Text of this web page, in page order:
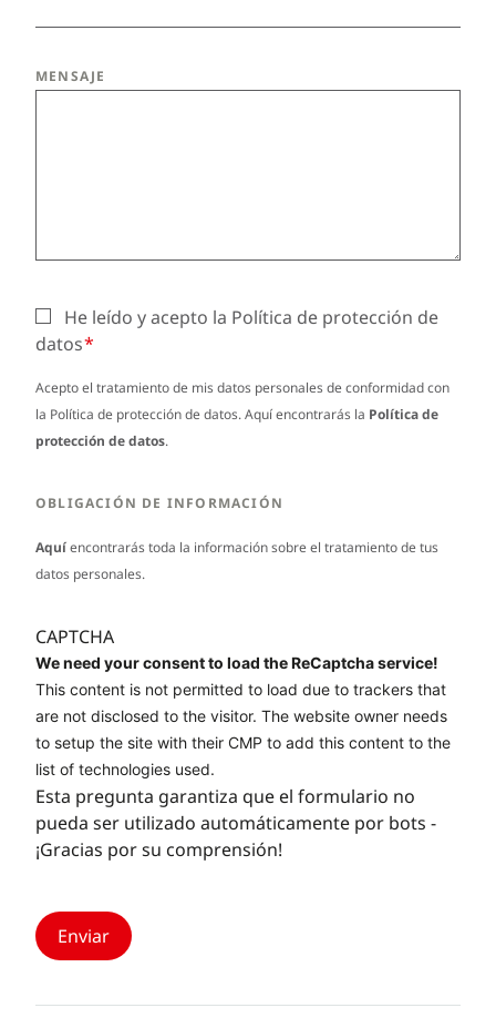
MENSAJE
He leído y acepto la Política de protección de
datos
Acepto el tratamiento de mis datos personales de conformidad con
la Política de protección de datos. Aquí encontrarás la Política de
protección de datos.
OBLIGACIÓN DE INFORMACIÓN
Aquíencontrarás toda la información sobre el tratamiento de tus
datos personales.
CAPTCHA
We need your consent to load the ReCaptcha service!
This content is not permitted to load due to trackers that
are not disclosed to the visitor. The website owner needs
to setup the site with their CMP to add this content to the
list of technologies used.
Esta pregunta garantiza que el formulario no
pueda ser utilizado automáticamente por bots -
¡Gracias por su comprensión!